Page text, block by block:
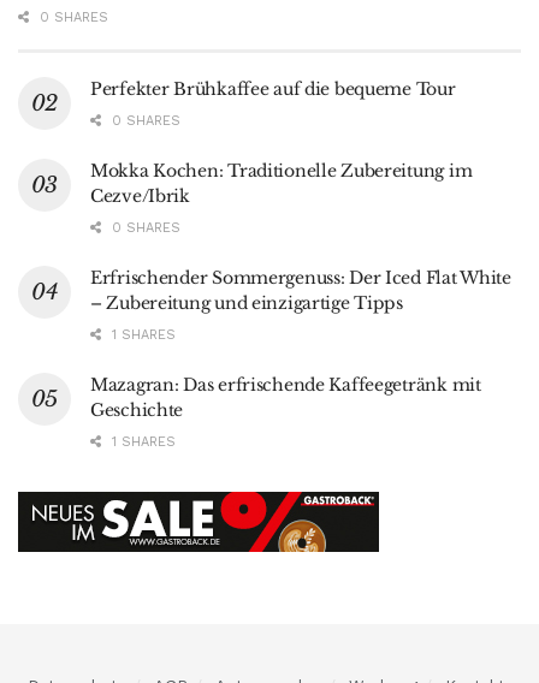
0 SHARES
Perfekter Brühkaffee auf die bequeme Tour
0 SHARES
Mokka Kochen: Traditionelle Zubereitung im
Cezve/Ibrik
0 SHARES
Erfrischender Sommergenuss: Der Iced Flat White
– Zubereitung und einzigartige Tipps
1 SHARES
Mazagran: Das erfrischende Kaffeegetränk mit
Geschichte
1 SHARES